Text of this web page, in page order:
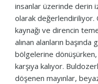
insanlar üzerinde derin
olarak değerlendiriliyor.
kaynağı ve direncin
alınan alanların
bölgelerine dönüşürken,
karşıya kalıyor.
döşenen mayınlar,